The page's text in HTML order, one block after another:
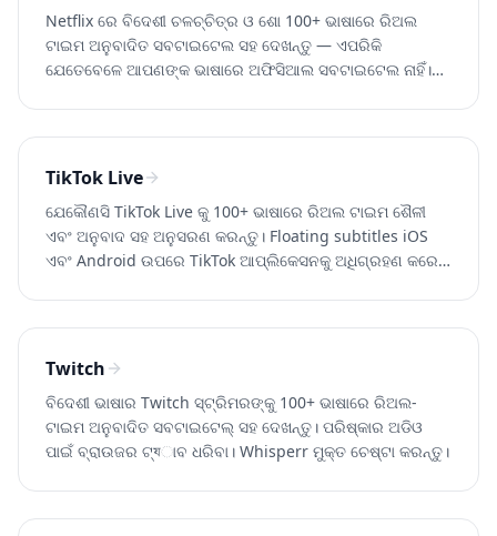
Netflix ରେ ବିଦେଶୀ ଚଳଚ୍ଚିତ୍ର ଓ ଶୋ 100+ ଭାଷାରେ ରିଅଲ
ଟାଇମ ଅନୁବାଦିତ ସବଟାଇଟେଲ ସହ ଦେଖନ୍ତୁ — ଏପରିକି
ଯେତେବେଳେ ଆପଣଙ୍କ ଭାଷାରେ ଅଫିସିଆଲ ସବଟାଇଟେଲ ନାହିଁ।
TikTok Live
ଯେକୌଣସି TikTok Live କୁ 100+ ଭାଷାରେ ରିଅଲ ଟାଇମ ଶୈଳୀ
ଏବଂ ଅନୁବାଦ ସହ ଅନୁସରଣ କରନ୍ତୁ। Floating subtitles iOS
ଏବଂ Android ଉପରେ TikTok ଆପ୍ଲିକେସନକୁ ଅଧିଗ୍ରହଣ କରେ।
Twitch
ବିଦେଶୀ ଭାଷାର Twitch ସ୍ଟ୍ରିମରଙ୍କୁ 100+ ଭାଷାରେ ରିଅଲ-
ଟାଇମ ଅନୁବାଦିତ ସବଟାଇଟେଲ୍ ସହ ଦେଖନ୍ତୁ। ପରିଷ୍କାର ଅଡିଓ
ପାଇଁ ବ୍ରାଉଜର ଟ୍যାବ ଧରିବା। Whisperr ମୁକ୍ତ ଚେଷ୍ଟା କରନ୍ତୁ।